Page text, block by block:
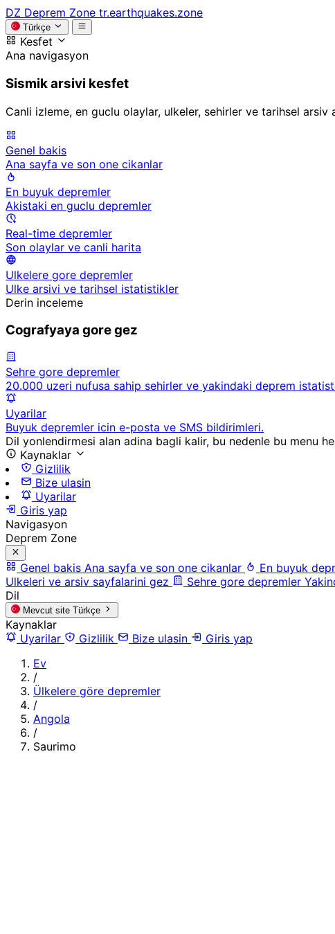
DZ Deprem Zone tr.earthquakes.zone
Türkçe
Kesfet
Ana navigasyon
Sismik arsivi kesfet
Canli izleme, en guclu olaylar, ulkeler, sehirler ve tarihsel
Genel bakis
Ana sayfa ve son one cikanlar
En buyuk depremler
Akistaki en guclu depremler
Real-time depremler
Son olaylar ve canli harita
Ulkelere gore depremler
Ulke arsivi ve tarihsel istatistikler
Derin inceleme
Cografyaya gore gez
Sehre gore depremler
20.000 uzeri nufusa sahip sehirler ve yakindaki deprem
Uyarilar
Buyuk depremler icin e-posta ve SMS bildirimleri.
Dil yonlendirmesi alan adina bagli kalir, bu nedenle bu menu
Kaynaklar
Gizlilik
Bize ulasin
Uyarilar
Giris yap
Navigasyon
Deprem Zone
Genel bakis Ana sayfa ve son one cikanlar En buyuk
Ulkeleri ve arsiv sayfalarini gez
Sehre gore depremler
Dil
Mevcut site Türkçe
Kaynaklar
Uyarilar
Gizlilik Bize ulasin
Giris yap
Ev
/
Ülkelere göre depremler
/
Angola
/
Saurimo